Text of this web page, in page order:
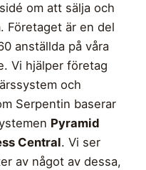
om att sälja och
Företaget är en del
anställda på våra
Vi hjälper företag
och
Serpentin baserar
Pyramid
Central. Vi ser
av något av dessa,